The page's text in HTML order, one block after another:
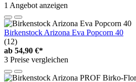
1 Angebot anzeigen
Birkenstock Arizona Eva Popcorn 40
(12)
ab 54,90 €*
3 Preise vergleichen